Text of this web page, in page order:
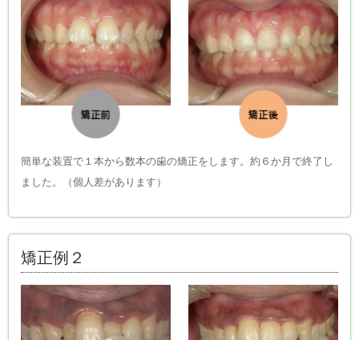
簡単な装置で１本から数本の歯の矯正をします。約６か月で終了し
ました。（個人差があります）
矯正例２